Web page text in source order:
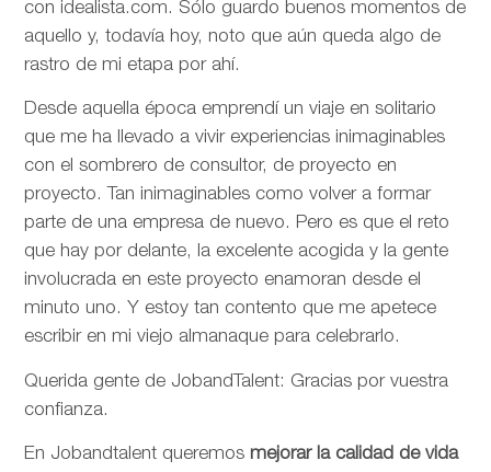
con idealista.com. Sólo guardo buenos momentos de
aquello y, todavía hoy, noto que aún queda algo de
rastro de mi etapa por ahí.
Desde aquella época emprendí un viaje en solitario
que me ha llevado a vivir experiencias inimaginables
con el sombrero de consultor, de proyecto en
proyecto. Tan inimaginables como volver a formar
parte de una empresa de nuevo. Pero es que el reto
que hay por delante, la excelente acogida y la gente
involucrada en este proyecto enamoran desde el
minuto uno. Y estoy tan contento que me apetece
escribir en mi viejo almanaque para celebrarlo.
Querida gente de JobandTalent: Gracias por vuestra
confianza.
En Jobandtalent queremos mejorar la calidad de vida